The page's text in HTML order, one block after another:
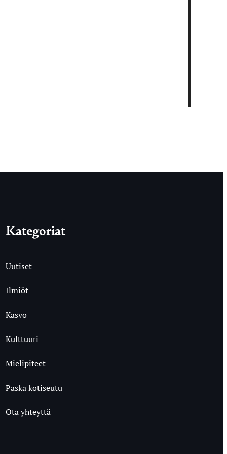
Kategoriat
Uutiset
Ilmiöt
Kasvo
Kulttuuri
Mielipiteet
Paska kotiseutu
Ota yhteyttä